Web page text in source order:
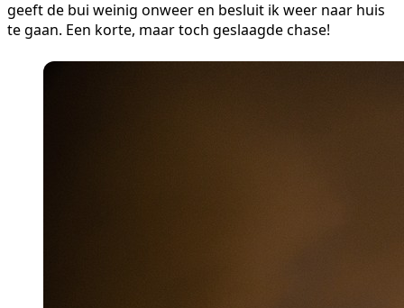
geeft de bui weinig onweer en besluit ik weer naar huis
te gaan. Een korte, maar toch geslaagde chase!